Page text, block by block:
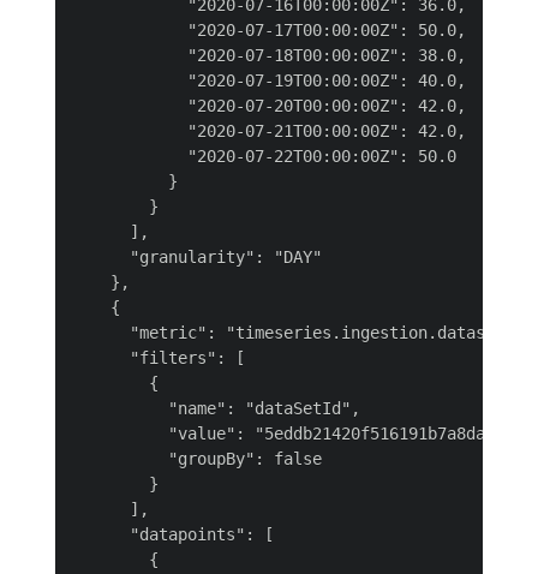
            "2020-07-16T00:00:00Z": 36.0,
            "2020-07-17T00:00:00Z": 50.0,
            "2020-07-18T00:00:00Z": 38.0,
            "2020-07-19T00:00:00Z": 40.0,
            "2020-07-20T00:00:00Z": 42.0,
            "2020-07-21T00:00:00Z": 42.0,
            "2020-07-22T00:00:00Z": 50.0
          }
        }
      ],
      "granularity": "DAY"
    },
    {
"metric":
      "filters": [
        {
          "name": "dataSetId",
          "value": "5eddb21420f516191b7a8dad",
          "groupBy": false
        }
      ],
      "datapoints": [
        {